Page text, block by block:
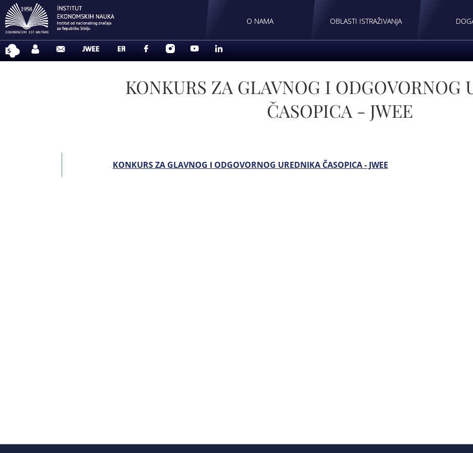
O NAMA OBLASTI ISTRAŽIVANJA
KONKURS ZA GLAVNOG I ODGOVORNOG
ČASOPICA - JWEE
KONKURS ZA GLAVNOG I ODGOVORNOG UREDNIKA ČASOPICA - JWEE